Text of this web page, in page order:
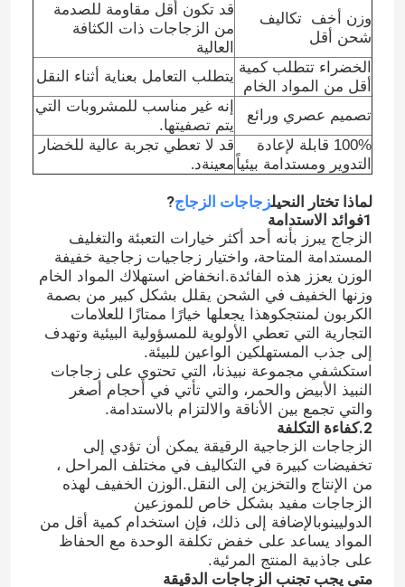
وزن أخف ‬ تكاليف
شحن أقل
قد تكون أقل مقاومة للصدمة
من الزجاجات ذات الكثافة
العالية
الخضراء تتطلب كمية
أقل من المواد الخام
يتطلب التعامل بعناية أثناء النقل
تصميم عصري ورائع
إنه غير مناسب للمشروبات التي
يتم تصفيتها.
100% قابلة لإعادة
التدوير ومستدامة بيئياً
قد لا تعطي تجربة عالية للخضار
معينةد.
لماذا تختار النحيلزجاجات الزجاج?
1فوائد الاستدامة
الزجاج يبرز بأنه أحد أكثر خيارات التعبئة والتغليف
المستدامة المتاحة، واختيار زجاجيات زجاجية خفيفة
الوزن يعزز هذه الفائدة.انخفاض استهلاك المواد الخام
وزنها الخفيف في الشحن يقلل بشكل كبير من بصمة
الكربون لمنتجكوهذا يجعلها خيارًا ممتازًا للعلامات
التجارية التي تعطي الأولوية للمسؤولية البيئية وتهدف
إلى جذب المستهلكين الواعين للبيئة.
استكشفي مجموعة نبيذنا، التي تحتوي على زجاجات
النبيذ الأبيض والحمر، والتي تأتي في أحجام أصغر
والتي تجمع بين الأناقة والالتزام بالاستدامة.
2. كفاءة التكلفة
الزجاجات الزجاجية الرقيقة يمكن أن تؤدي إلى
تخفيضات كبيرة في التكاليف في مختلف المراحل ،
من الإنتاج والتخزين إلى النقل.الوزن الخفيف لهذه
الزجاجات مفيد بشكل خاص للموزعين
الدوليينوبالإضافة إلى ذلك، فإن استخدام كمية أقل من
المواد يساعد على خفض تكلفة الوحدة مع الحفاظ
على جاذبية المنتج المرئية.
متى يجب تجنب الزجاجات الدقيقة